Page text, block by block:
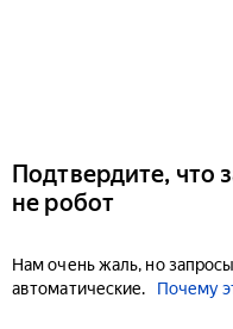
Подтвердите, что
не робот
Нам очень жаль, но
автоматические.
Почему